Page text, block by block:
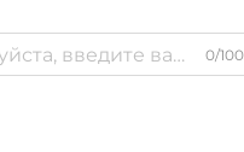
0/100